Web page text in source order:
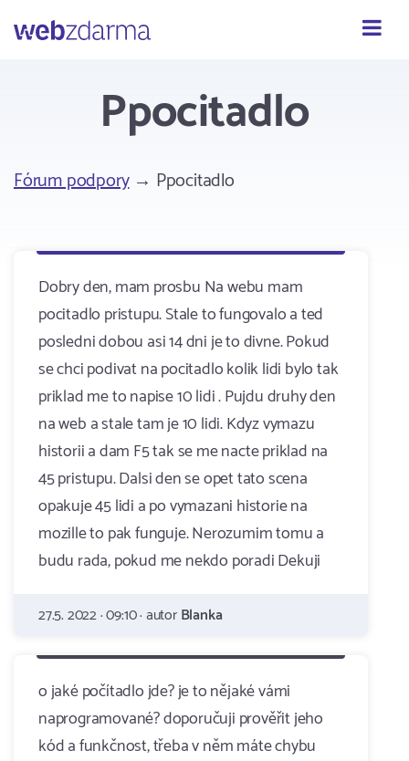
Webzdarma
Ppocitadlo
Fórum podpory→ Ppocitadlo
Dobry den, mam prosbu Na webu mam
pocitadlo pristupu. Stale to fungovalo a ted
posledni dobou asi 14 dni je to divne. Pokud
se chci podivat na pocitadlo kolik lidi bylo tak
priklad me to napise 10 lidi . Pujdu druhy den
na web a stale tam je 10 lidi. Kdyz vymazu
historii a dam F5 tak se me nacte priklad na
45 pristupu. Dalsi den se opet tato scena
opakuje 45 lidi a po vymazani historie na
mozille to pak funguje. Nerozumim tomu a
budu rada, pokud me nekdo poradi Dekuji
27.5. 2022 · 09:10 · autorBlanka
o jaké počítadlo jde? je to nějaké vámi
naprogramované? doporučuji prověřit jeho
kód a funkčnost, třeba v něm máte chybu